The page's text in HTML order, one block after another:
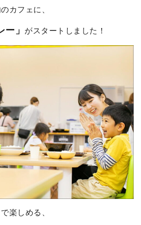
カフェに、
ー」 がスタートしました！
楽しめる、